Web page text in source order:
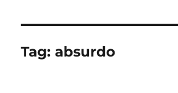
Tag:absurdo